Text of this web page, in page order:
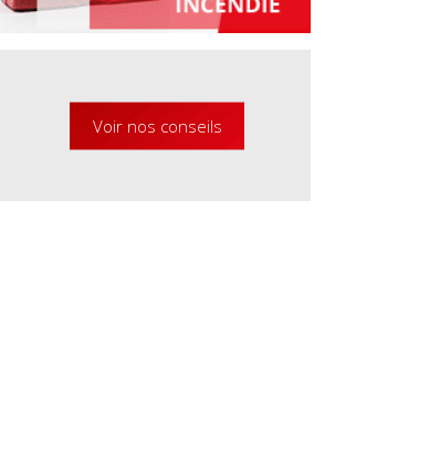
Voir nos conseils